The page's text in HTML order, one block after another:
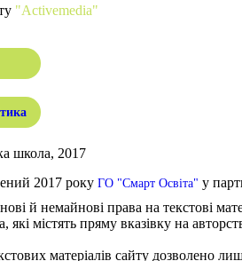
"Activemedia"
школа, 2017
2017 року ГО "Смарт Освіта" у
й немайнові права на текстові
які містять пряму вказівку на
матеріалів сайту дозволено